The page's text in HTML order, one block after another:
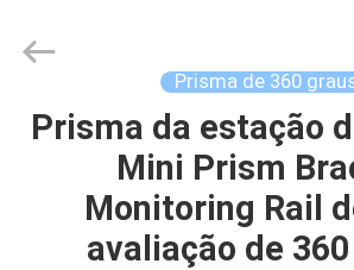
CASA
PRODUTOS
Survey
Instrument
Reserved.
Prisma de 360
Prisma da estação
Mini Prism
Monitoring Rail
avaliação de